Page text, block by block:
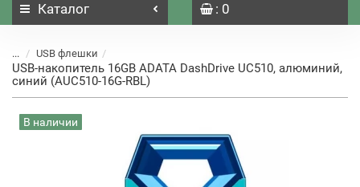
Каталог : 0
... USB флешки
USB-накопитель 16GB ADATA DashDrive UC510, алюминий,
синий (AUC510-16G-RBL)
В наличии